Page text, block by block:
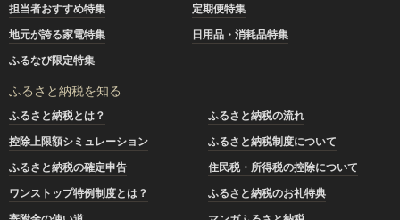
担当者おすすめ特集
定期便特集
地元が誇る家電特集
日用品・消耗品特集
ふるなび限定特集
ふるさと納税を知る
ふるさと納税とは？
ふるさと納税の流れ
控除上限額シミュレーション
ふるさと納税制度について
ふるさと納税の確定申告
住民税・所得税の控除について
ワンストップ特例制度とは？
ふるさと納税のお礼特典